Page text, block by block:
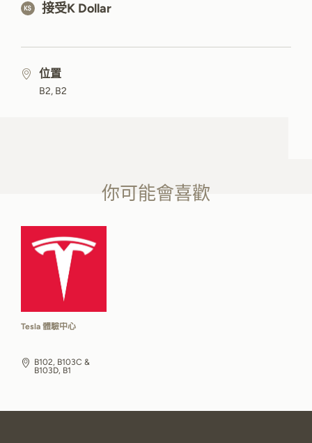
接受K Dollar
位置
B2, B2
你可能會喜歡
Tesla 體驗中心
B102, B103C &
B103D, B1